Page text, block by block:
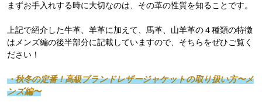
まずお手入れする時に大切なのは、その革の性質を知ることです。
上記で紹介した牛革、羊革に加えて、馬革、山羊革の４種類の特徴
はメンズ編の後半部分に記載していますので、そちらをぜひご覧く
ださい！
・秋冬の定番！高級ブランドレザージャケットの取り扱い方〜メ
ンズ編〜